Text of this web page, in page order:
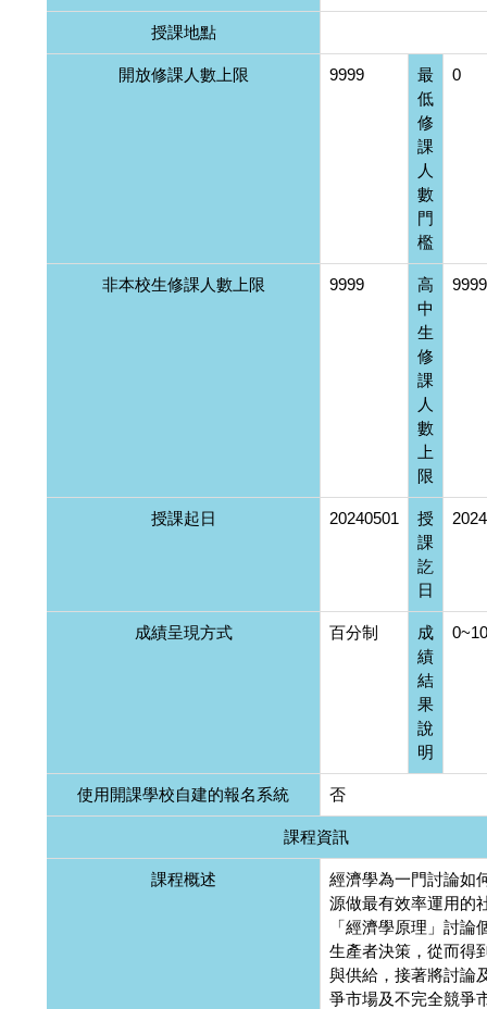
授課地點
開放修課人數上限 9999
最
低
修
課
人
數
門
檻
0
非本校生修課人數上限 9999
高
中
生
修
課
人
數
上
限
9999
授課起日 20240501
授
課
訖
日
成績呈現方式 百分制
成
績
結
果
說
明
使用開課學校自建的報名系統 否
課程資訊
課程概述
經濟學為一門討論如
源做最有效率運用的
「經濟學原理」討論
生產者決策，從而得
與供給，接著將討論
爭市場及不完全競爭